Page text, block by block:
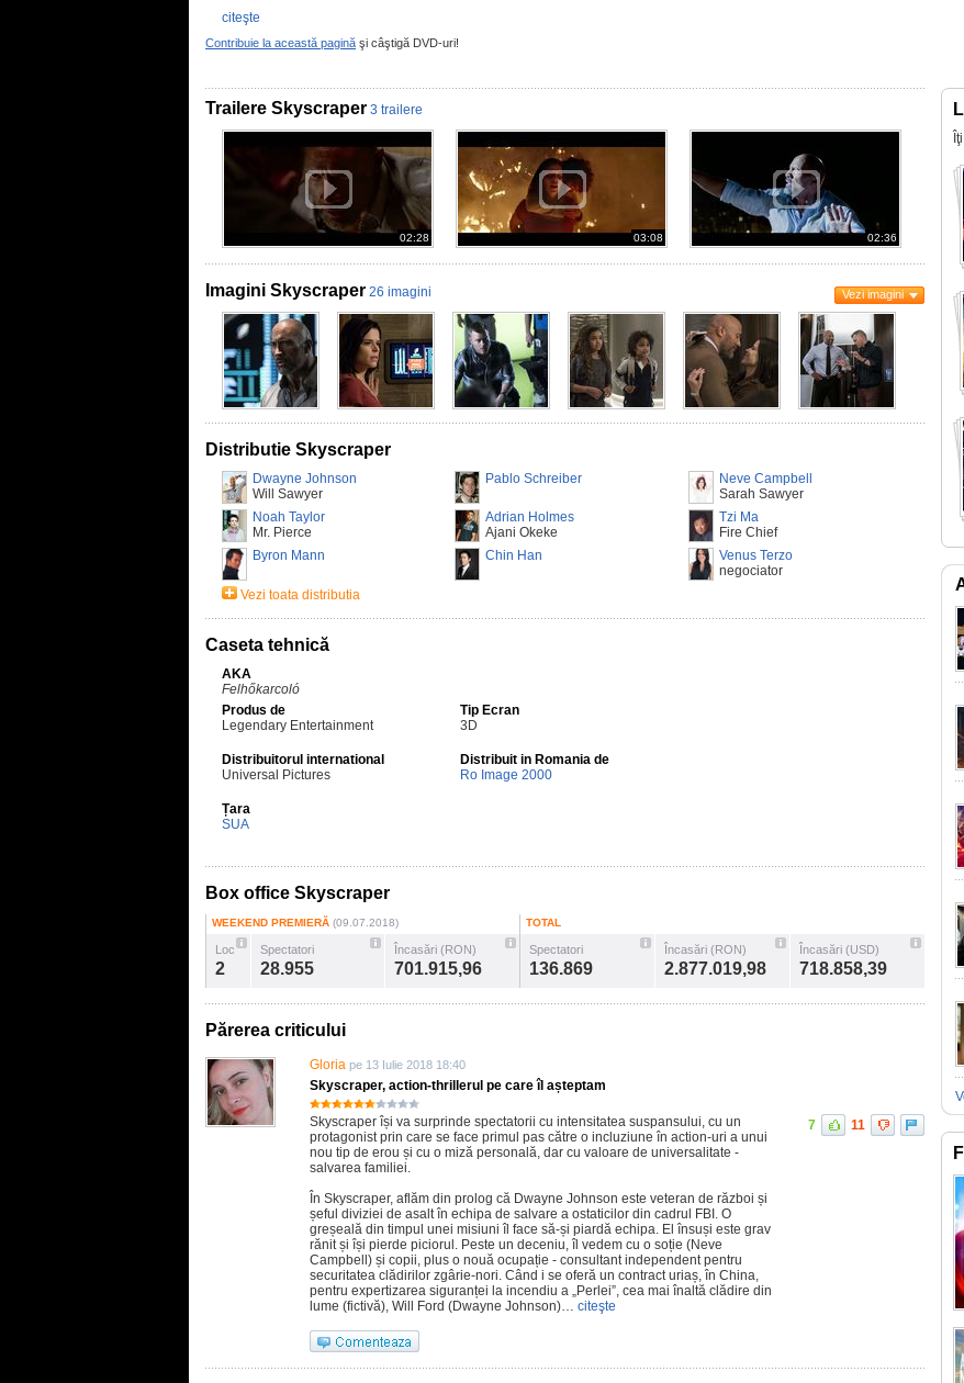
citeşte
Contribuie la această pagină şi câştigă DVD-uri!
Trailere Skyscraper 3 trailere
02:28 03:08 02:36
Imagini Skyscraper 26 imagini Vezi imagini
Distributie Skyscraper
Dwayne Johnson
Will Sawyer
Pablo Schreiber
Neve Campbell
Sarah Sawyer
Noah Taylor
Mr. Pierce
Adrian Holmes
Ajani Okeke
Tzi Ma
Fire Chief
Byron Mann
Chin Han
Venus Terzo
negociator
Vezi toata distributia
Caseta tehnică
AKA
Felhőkarcoló
Produs de
Legendary Entertainment
Tip Ecran
3D
Distribuitorul international
Universal Pictures
Distribuit in Romania de
Ro Image 2000
Țara
SUA
Box office Skyscraper
WEEKEND PREMIERĂ (09.07.2018)
Loc
2
Spectatori
28.955
Încasări (RON)
701.915,96
TOTAL
Spectatori
136.869
Încasări (RON)
2.877.019,98
Încasări (USD)
718.858,39
Părerea criticului
Gloria pe 13 Iulie 2018 18:40
Skyscraper, action-thrillerul pe care îl așteptam
Skyscraper își va surprinde spectatorii cu intensitatea suspansului, cu un
protagonist prin care se face primul pas către o incluziune în action-uri a unui
nou tip de erou și cu o miză personală, dar cu valoare de universalitate -
salvarea familiei.
În Skyscraper, aflăm din prolog că Dwayne Johnson este veteran de război și
șeful diviziei de asalt în echipa de salvare a ostaticilor din cadrul FBI. O
greșeală din timpul unei misiuni îl face să-și piardă echipa. El însuși este grav
rănit și își pierde piciorul. Peste un deceniu, îl vedem cu o soție (Neve
Campbell) și copii, plus o nouă ocupație - consultant independent pentru
securitatea clădirilor zgârie-nori. Când i se oferă un contract uriaș, în China,
pentru expertizarea siguranței la incendiu a „Perlei”, cea mai înaltă clădire din
lume (fictivă), Will Ford (Dwayne Johnson)… citeşte
7 11